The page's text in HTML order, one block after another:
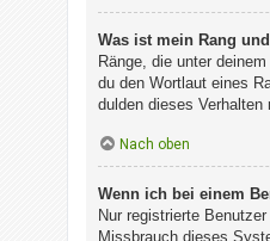
Was ist mein Rang
Ränge, die unter
du den Wortlaut eines
dulden dieses Verhalten
Nach oben
Wenn ich bei einem
Nur registrierte
Missbrauch dieses